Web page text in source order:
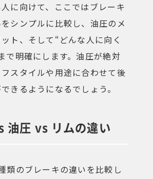
に向けて、ここではブレーキ
シンプルに比較し、油圧のメ
ト、そして“どんな人に向く
で明確にします。油圧が絶対
スタイルや用途に合わせて後
きるようになるでしょう。
油圧 vs リムの違い
類のブレーキの違いを比較し